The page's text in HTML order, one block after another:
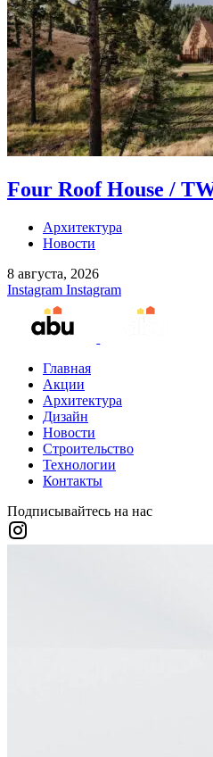
Four Roof House /
Архитектура
Новости
8 августа, 2026
Instagram Instagram
Главная
Акции
Архитектура
Дизайн
Новости
Строительство
Технологии
Контакты
Подписывайтесь на нас